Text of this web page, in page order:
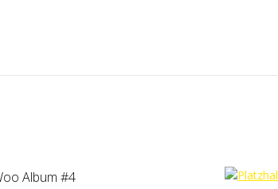
Album #4